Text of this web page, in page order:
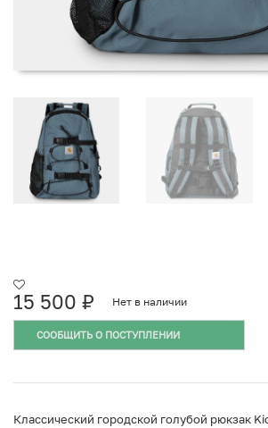
15 500 ₽ Нет в наличии
СООБЩИТЬ О ПОСТУПЛЕНИИ
Классический городской голубой рюкзак